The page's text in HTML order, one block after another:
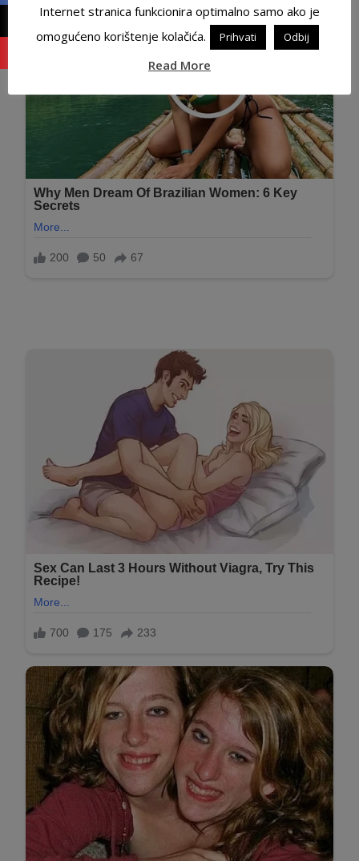
Internet stranica funkcionira optimalno samo ako je
omogućeno korištenje kolačića.
Prihvati Odbij
Read More